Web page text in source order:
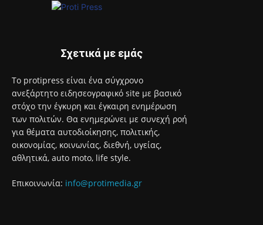
7 Αυγούστου 2026
7 Αυγούστου 2026
Ολοκληρώθηκαν 325 αυτοψίες στις πληγείσες από τις
πυρκαγιές περιοχές
7 Αυγούστου 2026
95 ειδικότητες και 860 τμήματα στις Δημόσιες Σ.Α.Ε.Κ. για
το εκπαιδευτικό έτος 2026-2027
7 Αυγούστου 2026